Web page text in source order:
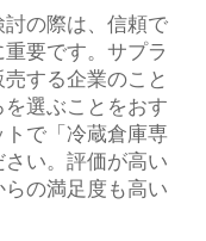
の際は、信頼で
要です。サプラ
する企業のこと
選ぶことをおす
で「冷蔵倉庫専
い。評価が高い
の満足度も高い